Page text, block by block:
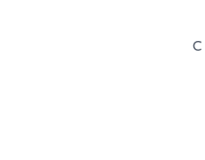
ושל ברזל, כמו כן, יש בה שפע של ויטמינים ובמיוחד ויטמין C